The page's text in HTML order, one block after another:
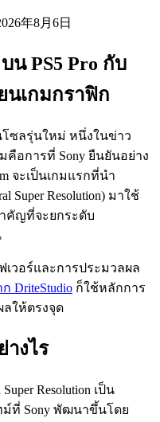
年8月6日
น PS5 Pro กับ
นเกมกราฟิก
ซลรุ่นใหม่ หนึ่งในข่าว
อการที่ Sony ยืนยันอย่าง
จะเป็นเกมแรกที่นำ
Super Resolution) มาใช้
ำคัญที่จะยกระดับ
วอร์และการประมวลผล
ก DriteStudio ก็ใช้หลักการ
ลให้ตรงจุด
างไร
Resolution เป็น
ม์ที่ Sony พัฒนาขึ้นโดย